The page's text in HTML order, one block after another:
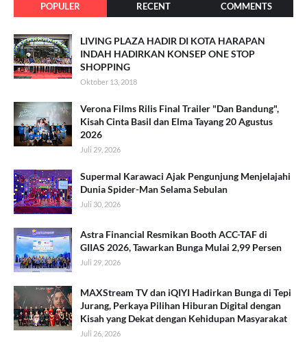
POPULER RECENT COMMENTS
LIVING PLAZA HADIR DI KOTA HARAPAN
INDAH HADIRKAN KONSEP ONE STOP
SHOPPING
Oktober 13, 2018
Verona Films Rilis Final Trailer "Dan Bandung",
Kisah Cinta Basil dan Elma Tayang 20 Agustus
2026
Juli 29, 2026
Supermal Karawaci Ajak Pengunjung Menjelajahi
Dunia Spider-Man Selama Sebulan
Juli 30, 2026
Astra Financial Resmikan Booth ACC-TAF di
GIIAS 2026, Tawarkan Bunga Mulai 2,99 Persen
Juli 29, 2026
MAXStream TV dan iQIYI Hadirkan Bunga di Tepi
Jurang, Perkaya Pilihan Hiburan Digital dengan
Kisah yang Dekat dengan Kehidupan Masyarakat
Juli 26, 2026